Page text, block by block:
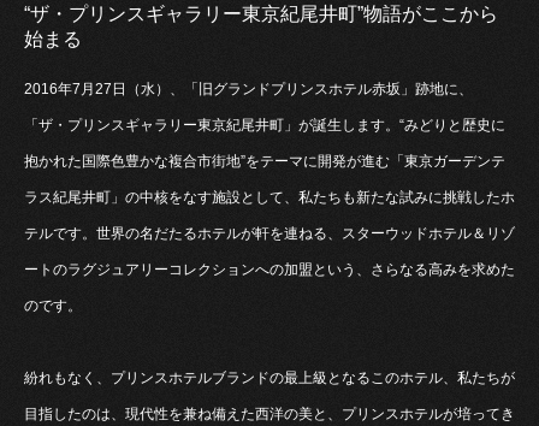
“ザ・プリンスギャラリー東京紀尾井町”物語がここから
始まる
2016年7月27日（水）、「旧グランドプリンスホテル赤坂」跡地に、
「ザ・プリンスギャラリー東京紀尾井町」が誕生します。“みどりと歴史に
抱かれた国際色豊かな複合市街地”をテーマに開発が進む「東京ガーデンテ
ラス紀尾井町」の中核をなす施設として、私たちも新たな試みに挑戦したホ
テルです。世界の名だたるホテルが軒を連ねる、スターウッドホテル＆リゾ
ートのラグジュアリーコレクションへの加盟という、さらなる高みを求めた
のです。
紛れもなく、プリンスホテルブランドの最上級となるこのホテル、私たちが
目指したのは、現代性を兼ね備えた西洋の美と、プリンスホテルが培ってき